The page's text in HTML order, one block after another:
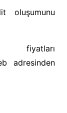
oluşumunu
adresinden